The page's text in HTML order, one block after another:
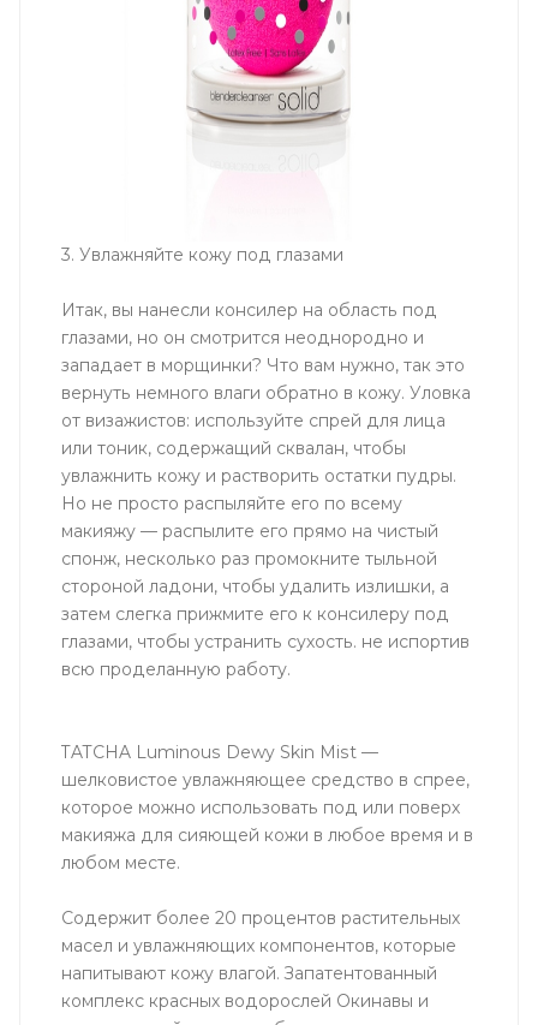
3. Увлажняйте кожу под глазами
Итак, вы нанесли консилер на область под
глазами, но он смотрится неоднородно и
западает в морщинки? Что вам нужно, так это
вернуть немного влаги обратно в кожу. Уловка
от визажистов: используйте спрей для лица
или тоник, содержащий сквалан, чтобы
увлажнить кожу и растворить остатки пудры.
Но не просто распыляйте его по всему
макияжу — распылите его прямо на чистый
спонж, несколько раз промокните тыльной
стороной ладони, чтобы удалить излишки, а
затем слегка прижмите его к консилеру под
глазами, чтобы устранить сухость. не испортив
всю проделанную работу.
TATCHA Luminous Dewy Skin Mist —
шелковистое увлажняющее средство в спрее,
которое можно использовать под или поверх
макияжа для сияющей кожи в любое время и в
любом месте.
Содержит более 20 процентов растительных
масел и увлажняющих компонентов, которые
напитывают кожу влагой. Запатентованный
комплекс красных водорослей Окинавы и